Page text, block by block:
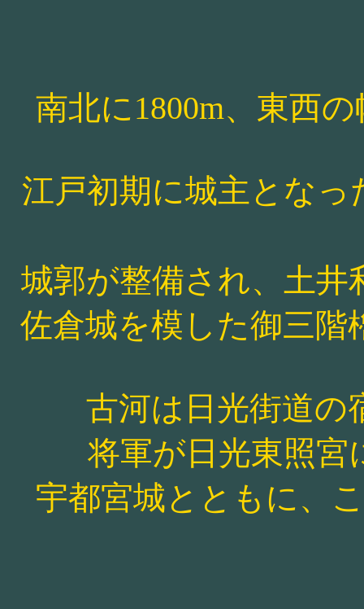
南北に1800m、東西
江戸初期に城主とな
城郭が整備され、土井
佐倉城を模した御三階
古河は日光街道の
将軍が日光東照宮
宇都宮城とともに、